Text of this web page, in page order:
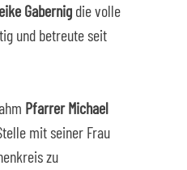
Gabernig die volle
und betreute seit
Pfarrer Michael
mit seiner Frau
zu